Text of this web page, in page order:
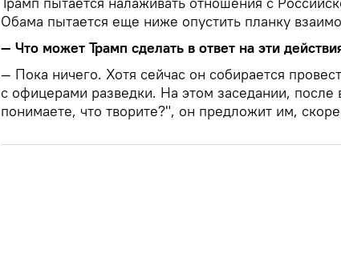
Обама пытается еще ниже опустить планку
— Что может Трамп сделать в ответ на эти
— Пока ничего. Хотя сейчас он собирается
с офицерами разведки. На этом заседании, после
понимаете, что творите?", он предложит им,